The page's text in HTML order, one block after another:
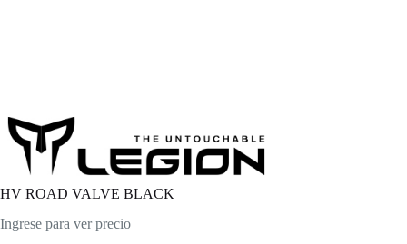
HV ROAD VALVE BLACK
Ingrese para ver precio